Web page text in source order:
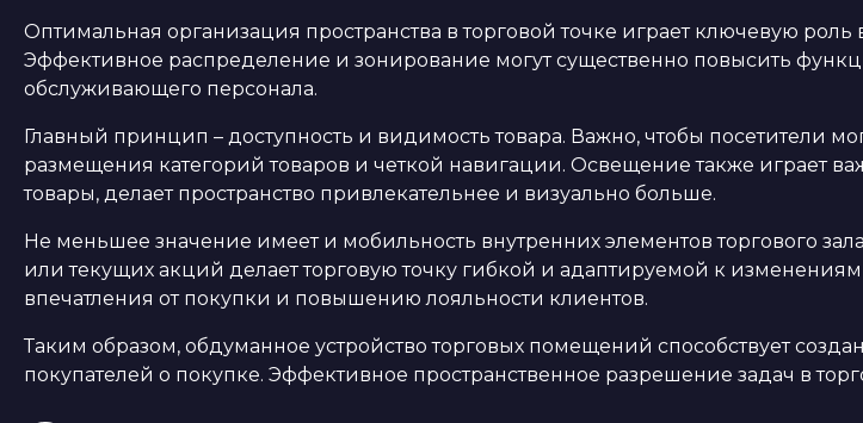
Оптимальная организация пространства в торговой точке играет ключевую
Эффективное распределение и зонирование могут существенно повысить
обслуживающего персонала.
Главный принцип – доступность и видимость товара. Важно, чтобы посетители
размещения категорий товаров и четкой навигации. Освещение также играет
товары, делает пространство привлекательнее и визуально больше.
Не меньшее значение имеет и мобильность внутренних элементов торгового
или текущих акций делает торговую точку гибкой и адаптируемой к
впечатления от покупки и повышению лояльности клиентов.
Таким образом, обдуманное устройство торговых помещений способствует
покупателей о покупке. Эффективное пространственное разрешение задач в